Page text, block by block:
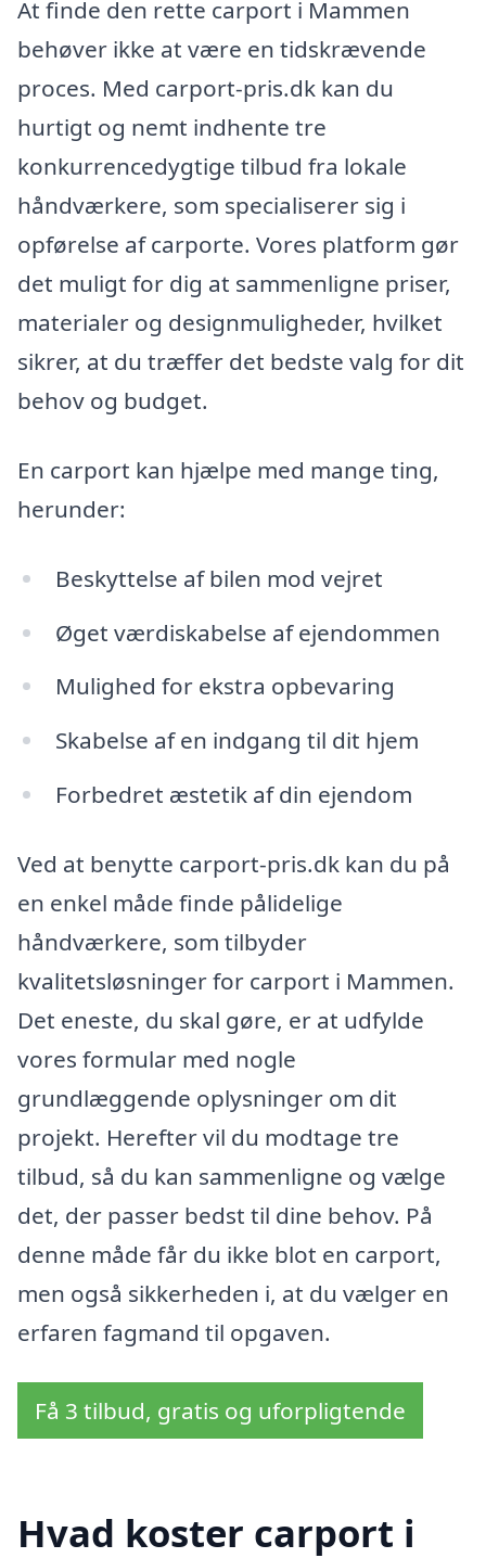
At finde den rette carport i Mammen
behøver ikke at være en tidskrævende
proces. Med carport-pris.dk kan du
hurtigt og nemt indhente tre
konkurrencedygtige tilbud fra lokale
håndværkere, som specialiserer sig i
opførelse af carporte. Vores platform gør
det muligt for dig at sammenligne priser,
materialer og designmuligheder, hvilket
sikrer, at du træffer det bedste valg for dit
behov og budget.
En carport kan hjælpe med mange ting,
herunder:
Beskyttelse af bilen mod vejret
Øget værdiskabelse af ejendommen
Mulighed for ekstra opbevaring
Skabelse af en indgang til dit hjem
Forbedret æstetik af din ejendom
Ved at benytte carport-pris.dk kan du på
en enkel måde finde pålidelige
håndværkere, som tilbyder
kvalitetsløsninger for carport i Mammen.
Det eneste, du skal gøre, er at udfylde
vores formular med nogle
grundlæggende oplysninger om dit
projekt. Herefter vil du modtage tre
tilbud, så du kan sammenligne og vælge
det, der passer bedst til dine behov. På
denne måde får du ikke blot en carport,
men også sikkerheden i, at du vælger en
erfaren fagmand til opgaven.
Få 3 tilbud, gratis og uforpligtende
Hvad koster carport i